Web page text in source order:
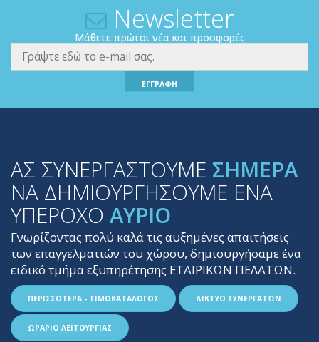
Newsletter
Μάθετε πρώτοι νέα και προσφορές
ΕΓΓΡΑΦΗ
ΑΣ ΣΥΝΕΡΓΑΣΤΟΥΜΕ ΣΗΜΕΡΑ
ΝΑ ΔΗΜΙΟΥΡΓΗΣΟΥΜΕ ΕΝΑ
ΥΠΕΡΟΧΟ ΑΥΡΙΟ
Γνωρίζοντας πολύ καλά τις αυξημένες απαιτήσεις
των επαγγελματιών του χώρου, δημιουργήσαμε ένα
ειδικό τμήμα εξυπηρέτησης ΕΤΑΙΡΙΚΩΝ ΠΕΛΑΤΩΝ.
ΠΕΡΙΣΣΟΤΕΡΑ - ΤΙΜΟΚΑΤΑΛΟΓΟΣ ΔΙΚΤΥΟ ΣΥΝΕΡΓΑΤΩΝ
ΩΡΑΡΙΟ ΛΕΙΤΟΥΡΓΙΑΣ